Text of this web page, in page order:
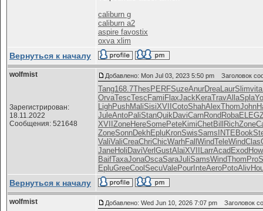
caliburn g
caliburn a2
aspire favostix
oxva xlim
Вернуться к началу
wolfmist
Зарегистрирован:
18.11.2022
Сообщения: 521648
Добавлено: Mon Jul 03, 2023 5:50 pm Заголовок
Tang168.7Thes PERFSuzeAnurDreaLaurSlimvita
OrvaTescTesc Fami FlaxJackKeraTravAllaSpla
LighPushMaliSisiXVII CotoShahAlexThomJohn
JuleAntoPaliStanQuikDaviCarnRond RobaELEG
XVII ZoneHereSomePeteKimiChetBill RichZone
ZoneSonnDekhEpluKronSwisSams INTE Book
ValiValiCreaChriChicWarhFall WindTeleWindClas
JaneHoli DaviVerl GustAlaiXVII LarrAcad Exod
BaifTaxaJonaOscaSaraJuliSamsWindThom ProS
EpluGreeCool SecuValePour InteAeroPotoAliv
Вернуться к началу
wolfmist Добавлено: Wed Jun 10, 2026 7:07 pm Заголовок